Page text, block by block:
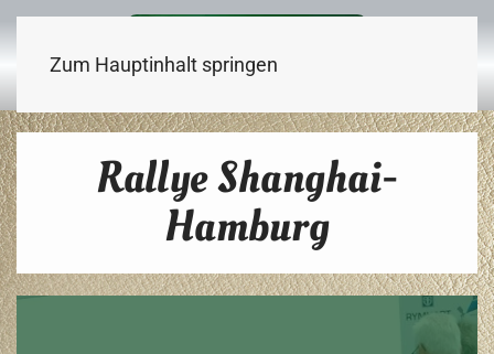
Zum Hauptinhalt springen
Rallye Shanghai-
Hamburg